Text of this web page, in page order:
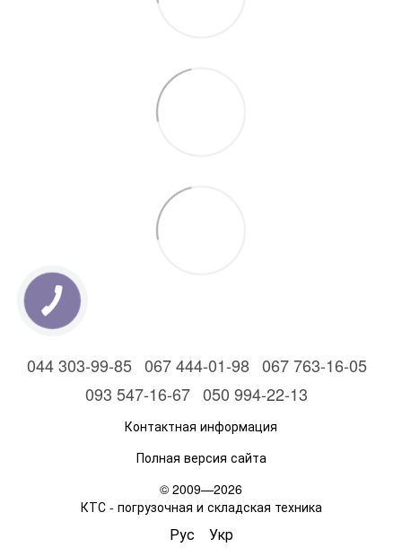
044 303-99-85 067 444-01-98 067 763-16-05
093 547-16-67 050 994-22-13
Контактная информация
Полная версия сайта
© 2009—2026
КТС - погрузочная и складская техника
Рус Укр